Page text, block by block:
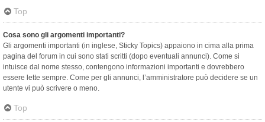
Top
Cosa sono gli argomenti importanti?
Gli argomenti importanti (in inglese, Sticky Topics) appaiono in cima alla prima
pagina del forum in cui sono stati scritti (dopo eventuali annunci). Come si
intuisce dal nome stesso, contengono informazioni importanti e dovrebbero
essere lette sempre. Come per gli annunci, l’amministratore può decidere se un
utente vi può scrivere o meno.
Top